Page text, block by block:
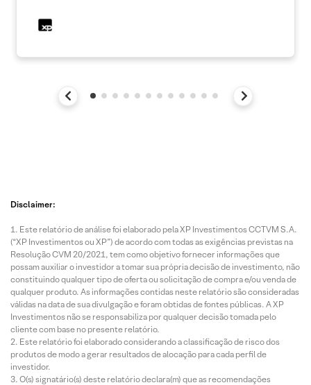
Disclaimer:
Este relatório de análise foi elaborado pela XP Investimentos CCTVM S.A.
(“XP Investimentos ou XP”) de acordo com todas as exigências previstas na
Resolução CVM 20/2021, tem como objetivo fornecer informações que
possam auxiliar o investidor a tomar sua própria decisão de investimento, não
constituindo qualquer tipo de oferta ou solicitação de compra e/ou venda de
qualquer produto. As informações contidas neste relatório são consideradas
válidas na data de sua divulgação e foram obtidas de fontes públicas. A XP
Investimentos não se responsabiliza por qualquer decisão tomada pelo
cliente com base no presente relatório.
Este relatório foi elaborado considerando a classificação de risco dos
produtos de modo a gerar resultados de alocação para cada perfil de
investidor.
O(s) signatário(s) deste relatório declara(m) que as recomendações